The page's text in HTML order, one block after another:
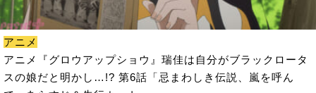
アニメ
アニメ『グロウアップショウ』瑞佳は自分がブラックロータ
スの娘だと明かし…!? 第6話「忌まわしき伝説、嵐を呼ん